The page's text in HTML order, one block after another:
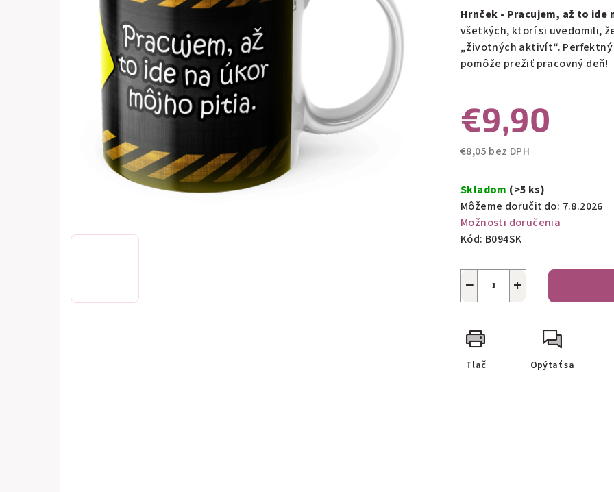
produktu
je
0,0
z
5
Hrnček - Pracujem, až to ide
všetkých, ktorí si uvedomili,
„životných aktivít“.
pomôže prežiť pracovný deň!
€9,90
€8,05 bez DPH
cena:
Skladom (>5 ks)
Môžeme doručiť do: 7.8.2026
Možnosti doručenia
Kód: B094SK
+
−
Tlač Opýtať sa